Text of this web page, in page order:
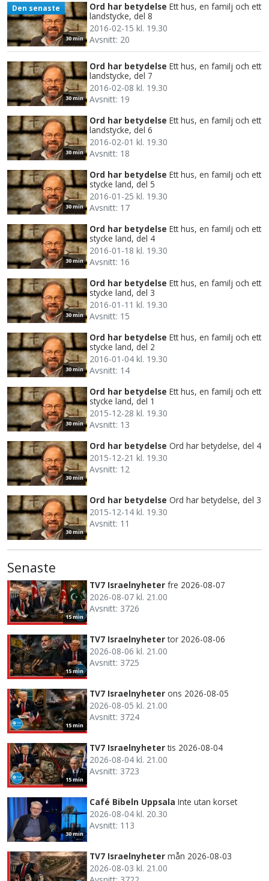
30 min
Den senaste Ord har betydelse Ett hus, en familj och ett
landstycke, del 8
2016-02-15 kl. 19.30
Avsnitt: 20
30 min
Ord har betydelse Ett hus, en familj och ett
landstycke, del 7
2016-02-08 kl. 19.30
Avsnitt: 19
30 min
Ord har betydelse Ett hus, en familj och ett
landstycke, del 6
2016-02-01 kl. 19.30
Avsnitt: 18
30 min
Ord har betydelse Ett hus, en familj och ett
stycke land, del 5
2016-01-25 kl. 19.30
Avsnitt: 17
30 min
Ord har betydelse Ett hus, en familj och ett
stycke land, del 4
2016-01-18 kl. 19.30
Avsnitt: 16
30 min
Ord har betydelse Ett hus, en familj och ett
stycke land, del 3
2016-01-11 kl. 19.30
Avsnitt: 15
30 min
Ord har betydelse Ett hus, en familj och ett
stycke land, del 2
2016-01-04 kl. 19.30
Avsnitt: 14
30 min
Ord har betydelse Ett hus, en familj och ett
stycke land, del 1
2015-12-28 kl. 19.30
Avsnitt: 13
30 min
Ord har betydelse Ord har betydelse, del 4
2015-12-21 kl. 19.30
Avsnitt: 12
30 min
Ord har betydelse Ord har betydelse, del 3
2015-12-14 kl. 19.30
Avsnitt: 11
Senaste
15 min
TV7 Israelnyheter fre 2026-08-07
2026-08-07 kl. 21.00
Avsnitt: 3726
15 min
TV7 Israelnyheter tor 2026-08-06
2026-08-06 kl. 21.00
Avsnitt: 3725
15 min
TV7 Israelnyheter ons 2026-08-05
2026-08-05 kl. 21.00
Avsnitt: 3724
15 min
TV7 Israelnyheter tis 2026-08-04
2026-08-04 kl. 21.00
Avsnitt: 3723
30 min
Café Bibeln Uppsala Inte utan korset
2026-08-04 kl. 20.30
Avsnitt: 113
TV7 Israelnyheter mån 2026-08-03
2026-08-03 kl. 21.00